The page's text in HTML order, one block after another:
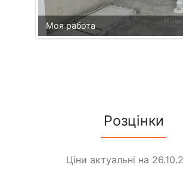
Моя работа
Розцінки
Ціни актуальні на